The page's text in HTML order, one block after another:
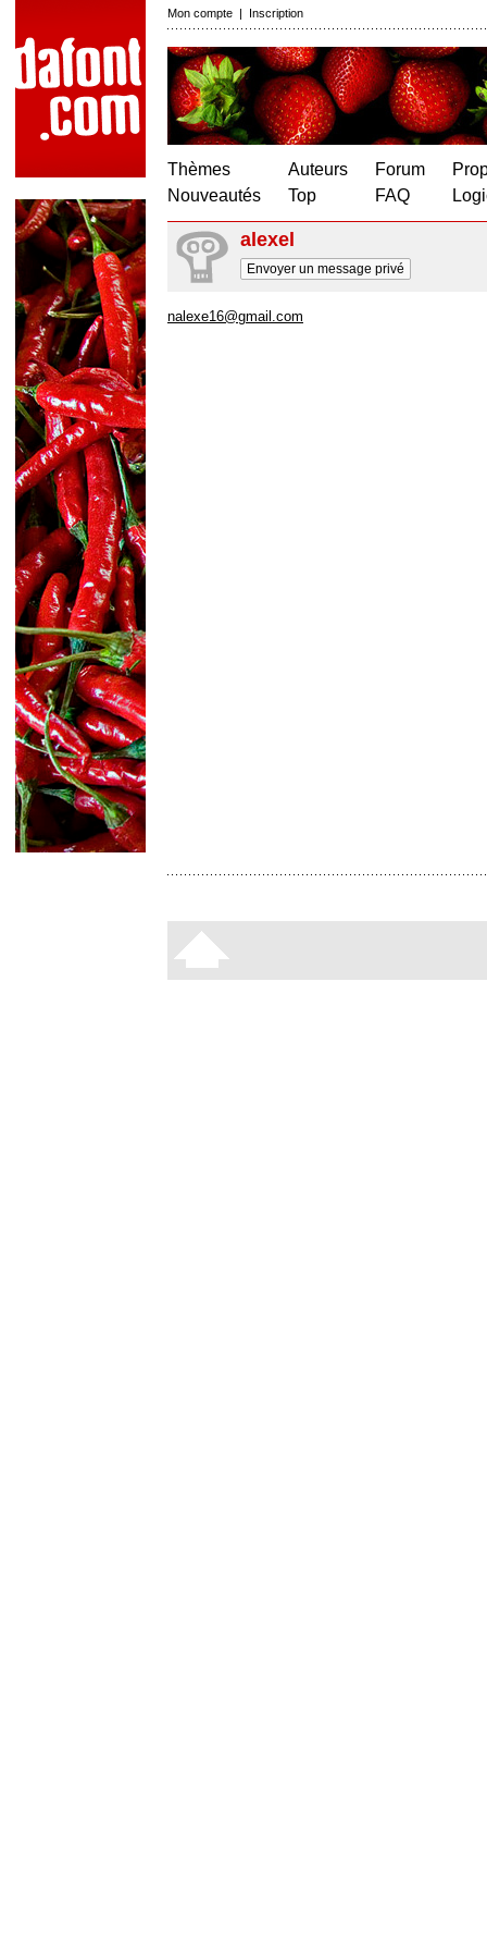
Mon compte | Inscription
Thèmes
Nouveautés
Auteurs
Top
Forum
FAQ
alexel
Envoyer un message privé
nalexe16@gmail.com